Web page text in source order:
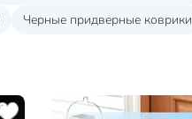
Черные придверные коврики